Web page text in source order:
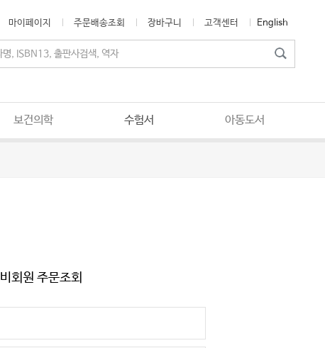
마이페이지 주문배송조회 장바구니 고객센터 English
보건의학 수험서 아동도서
비회원 주문조회